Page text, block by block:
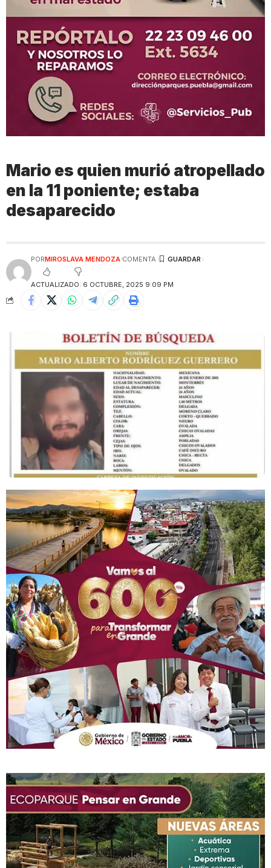
Mario es quien murió atropellado
en la 11 poniente; estaba
desaparecido
ACTUALIZADO: 6 OCTUBRE, 2025 9:09 PM
PORMIROSLAVA MENDOZA COMENTA